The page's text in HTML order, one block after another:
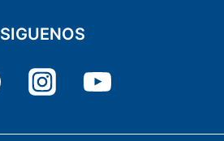
SIGUENOS